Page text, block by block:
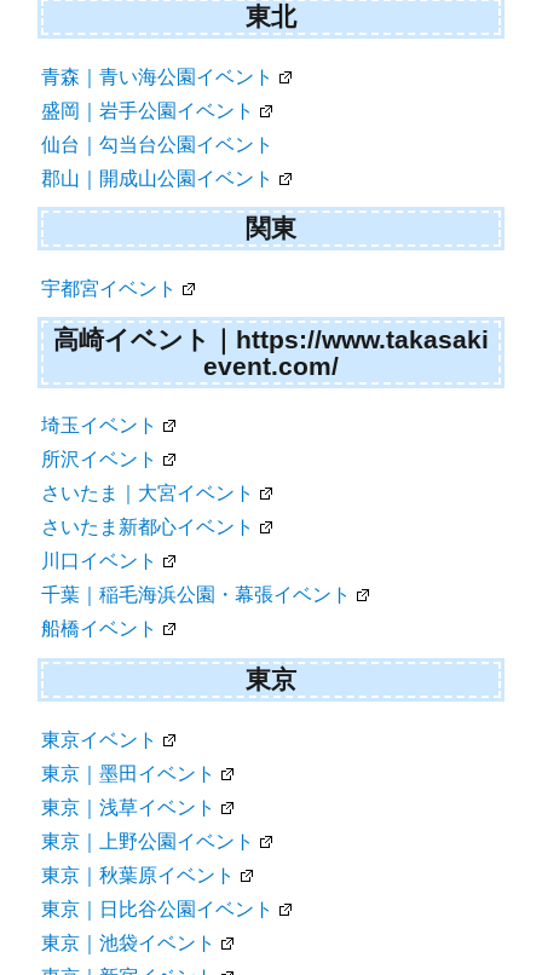
東北
青森｜青い海公園イベント
盛岡｜岩手公園イベント
仙台｜勾当台公園イベント
郡山｜開成山公園イベント
関東
宇都宮イベント
高崎イベント｜https://www.takasaki
event.com/
埼玉イベント
所沢イベント
さいたま｜大宮イベント
さいたま新都心イベント
川口イベント
千葉｜稲毛海浜公園・幕張イベント
船橋イベント
東京
東京イベント
東京｜墨田イベント
東京｜浅草イベント
東京｜上野公園イベント
東京｜秋葉原イベント
東京｜日比谷公園イベント
東京｜池袋イベント